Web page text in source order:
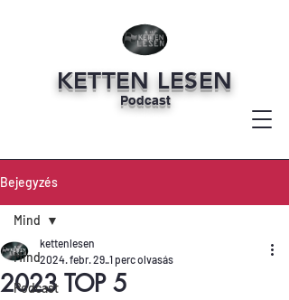
KETTEN LESEN
Podcast
Bejegyzés
Mind
Podcast
Mind
2023 TOP 5
kettenlesen
2024. febr. 29.1 perc olvasás